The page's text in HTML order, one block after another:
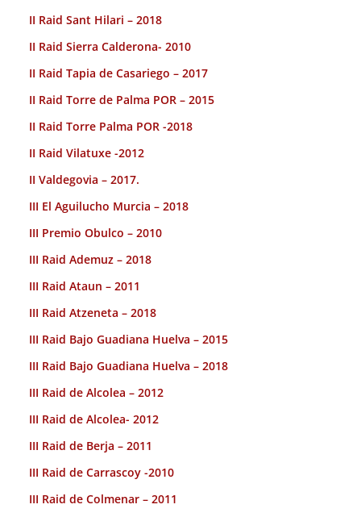
II Raid Sant Hilari – 2018
II Raid Sierra Calderona- 2010
II Raid Tapia de Casariego – 2017
II Raid Torre de Palma POR – 2015
II Raid Torre Palma POR -2018
II Raid Vilatuxe -2012
II Valdegovia – 2017.
III El Aguilucho Murcia – 2018
III Premio Obulco – 2010
III Raid Ademuz – 2018
III Raid Ataun – 2011
III Raid Atzeneta – 2018
III Raid Bajo Guadiana Huelva – 2015
III Raid Bajo Guadiana Huelva – 2018
III Raid de Alcolea – 2012
III Raid de Alcolea- 2012
III Raid de Berja – 2011
III Raid de Carrascoy -2010
III Raid de Colmenar – 2011